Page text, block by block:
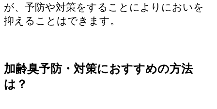
が、予防や対策をすることによりにおいを
抑えることはできます。
加齢臭予防・対策におすすめの方法
は？